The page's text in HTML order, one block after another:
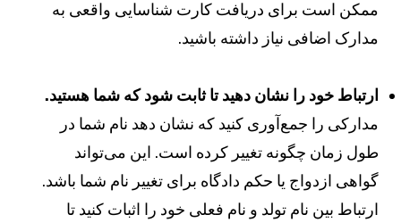
ممکن است برای دریافت کارت شناسایی واقعی به
مدارک اضافی نیاز داشته باشید.
ارتباط خود را نشان دهید تا ثابت شود که شما هستید.
مدارکی را جمع‌آوری کنید که نشان دهد نام شما در
طول زمان چگونه تغییر کرده است. این می‌تواند
گواهی ازدواج یا حکم دادگاه برای تغییر نام شما باشد.
ارتباط بین نام تولد و نام فعلی خود را اثبات کنید تا